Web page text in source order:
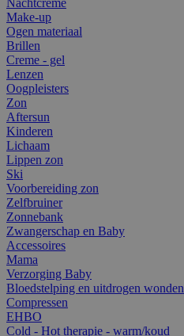
Make-up
Ogen materiaal
Brillen
Creme - gel
Lenzen
Oogpleisters
Zon
Aftersun
Kinderen
Lichaam
Lippen zon
Ski
Voorbereiding zon
Zelfbruiner
Zonnebank
Zwangerschap en Baby
Accessoires
Mama
Verzorging Baby
Bloedstelping en uitdrogen wonden
Compressen
EHBO
Cold - Hot therapie - warm/koud